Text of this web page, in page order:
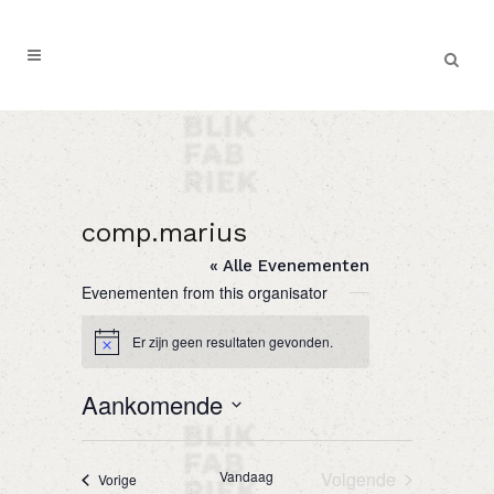
comp.marius
« Alle Evenementen
Evenementen from this organisator
BerichtEr zijn geen resultaten gevonden.
Aankomende
Selecteer
VorigeEvenementen Vandaag
Volgende